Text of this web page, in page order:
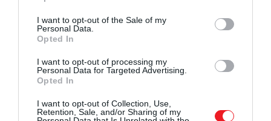
use your data for below specified purposes in below Google
consent section.
I want to opt-out of the Sale of my
Personal Data.
Opted In
I want to opt-out of processing my
Personal Data for Targeted Advertising.
Opted In
I want to opt-out of Collection, Use,
Retention, Sale, and/or Sharing of my
felesége állapotáról és a rá nehezedő nyomásról.
Elképesztő anya és elképesztő feleség, a
Csodálatos, tényleg az.